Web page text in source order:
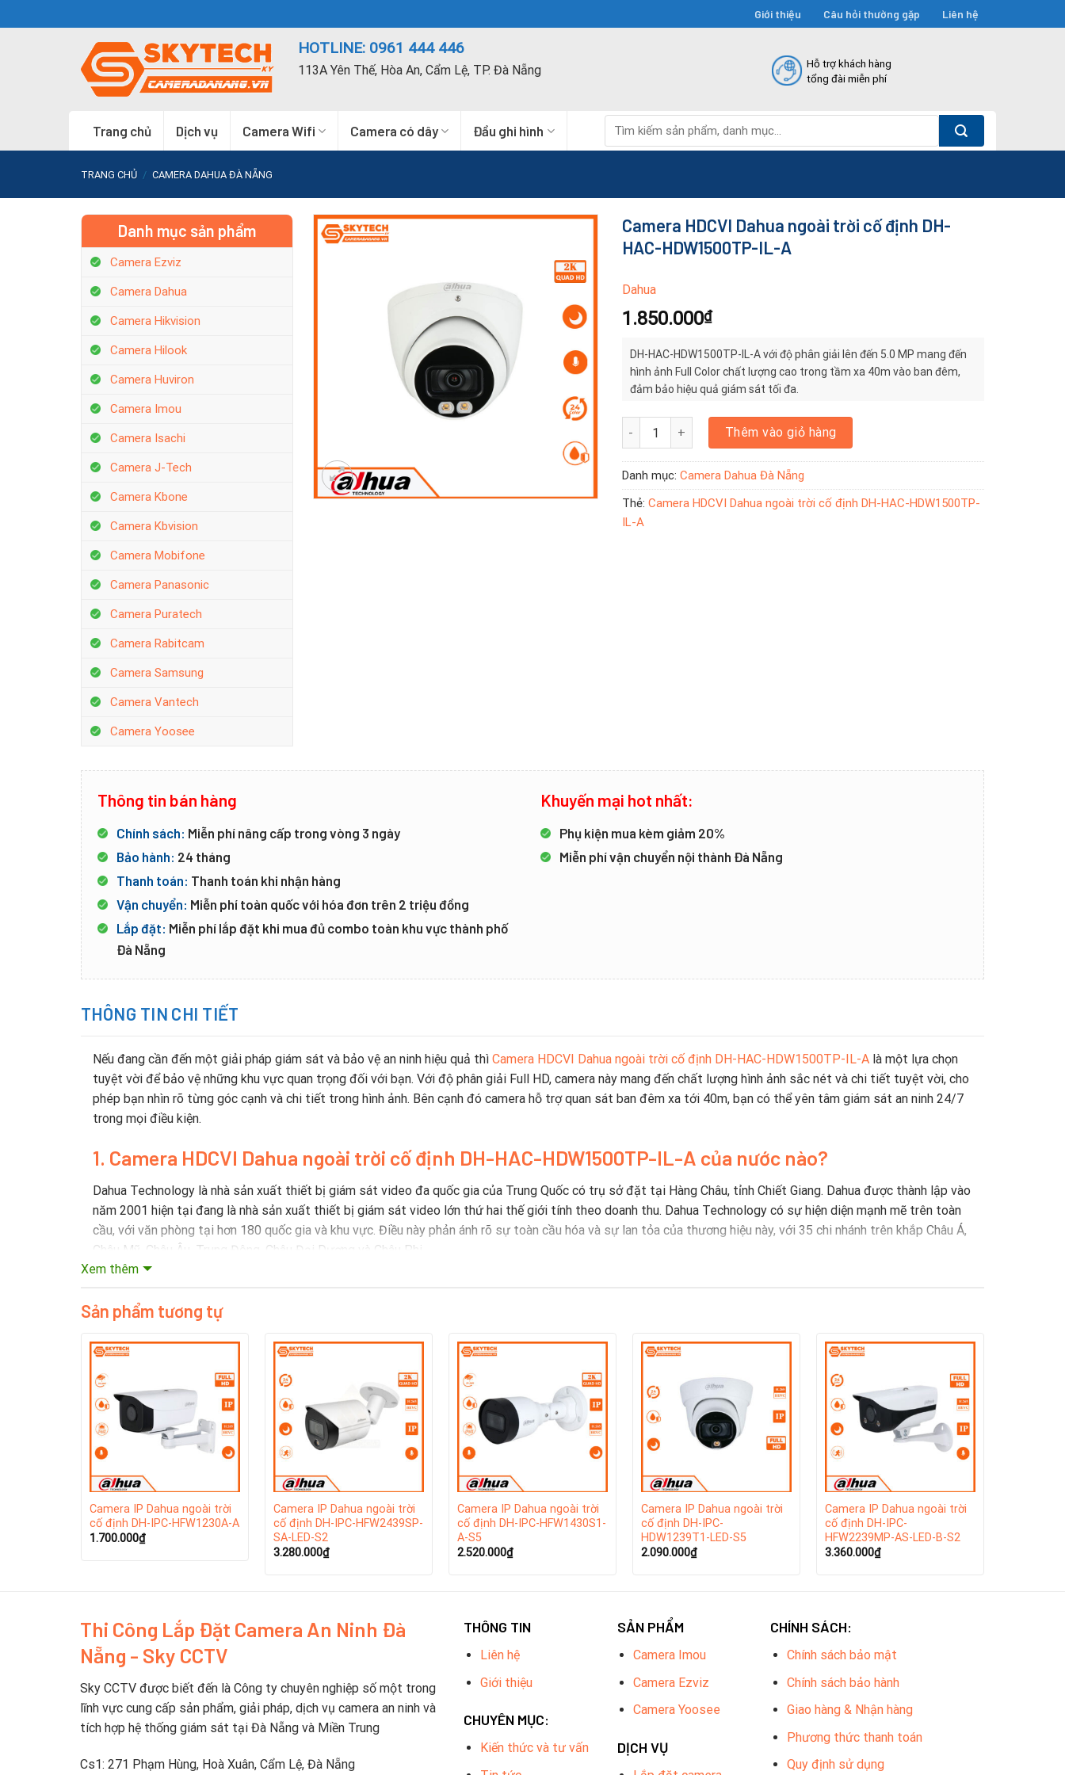
to
Giới thiệu Câu hỏi thường gặp Liên hệ
HOTLINE: 0961 444 446
113A Yên Thế, Hòa An, Cẩm Lệ, TP. Đà Nẵng
Hỗ trợ khách hàng
tổng đài miễn phí
Trang chủ Dịch vụ Camera Wifi Camera có dây Đầu ghi hình
kiếm:
TRANG CHỦ / CAMERA DAHUA ĐÀ NẴNG
Camera HDCVI Dahua ngoài trời cố định DH-
HAC-HDW1500TP-IL-A
Dahua
1.850.000₫
DH-HAC-HDW1500TP-IL-A với độ phân giải lên đến 5.0 MP mang đến
hình ảnh Full Color chất lượng cao trong tầm xa 40m vào ban đêm,
đảm bảo hiệu quả giám sát tối đa.
Camera HDCVI Dahua ngoài trời cố định DH-HAC-HDW1500TP-IL-A số lượng
Thêm vào giỏ hàng
Danh mục: Camera Dahua Đà Nẵng
Thẻ: Camera HDCVI Dahua ngoài trời cố định DH-HAC-HDW1500TP-
IL-A
Danh mục sản phẩm
Camera Ezviz
Camera Dahua
Camera Hikvision
Camera Hilook
Camera Huviron
Camera Imou
Camera Isachi
Camera J-Tech
Camera Kbone
Camera Kbvision
Camera Mobifone
Camera Panasonic
Camera Puratech
Camera Rabitcam
Camera Samsung
Camera Vantech
Camera Yoosee
Thông tin bán hàng
Chính sách: Miễn phí nâng cấp trong vòng 3 ngày
Bảo hành: 24 tháng
Thanh toán: Thanh toán khi nhận hàng
Vận chuyển: Miễn phí toàn quốc với hóa đơn trên 2 triệu đồng
Lắp đặt: Miễn phí lắp đặt khi mua đủ combo toàn khu vực thành phố
Đà Nẵng
Khuyến mại hot nhất:
Phụ kiện mua kèm giảm 20%
Miễn phí vận chuyển nội thành Đà Nẵng
THÔNG TIN CHI TIẾT
Nếu đang cần đến một giải pháp giám sát và bảo vệ an ninh hiệu quả thì Camera HDCVI Dahua ngoài trời cố định DH-HAC-HDW1500TP-IL-A là một lựa chọn
tuyệt vời để bảo vệ những khu vực quan trọng đối với bạn. Với độ phân giải Full HD, camera này mang đến chất lượng hình ảnh sắc nét và chi tiết tuyệt vời, cho
phép bạn nhìn rõ từng góc cạnh và chi tiết trong hình ảnh. Bên cạnh đó camera hỗ trợ quan sát ban đêm xa tới 40m, bạn có thể yên tâm giám sát an ninh 24/7
trong mọi điều kiện.
1. Camera HDCVI Dahua ngoài trời cố định DH-HAC-HDW1500TP-IL-A của nước nào?
Dahua Technology là nhà sản xuất thiết bị giám sát video đa quốc gia của Trung Quốc có trụ sở đặt tại Hàng Châu, tỉnh Chiết Giang. Dahua được thành lập vào
năm 2001 hiện tại đang là nhà sản xuất thiết bị giám sát video lớn thứ hai thế giới tính theo doanh thu. Dahua Technology có sự hiện diện mạnh mẽ trên toàn
cầu, với văn phòng tại hơn 180 quốc gia và khu vực. Điều này phản ánh rõ sự toàn cầu hóa và sự lan tỏa của thương hiệu này, với 35 chi nhánh trên khắp Châu Á,
Châu Mỹ, Châu Âu, Trung Đông, Châu Đại Dương và Châu Phi.
Năm 2002, Dahua trở thành công ty đầu tiên ở Trung Quốc ra mắt máy quay video kỹ thuật số nhúng 8 kênh thời gian thực. Kể từ đó, công ty đã tiếp tục đầu
tư xây dựng các khả năng R & D mạnh mẽ cho công nghệ mới và đổi mới.
Dahua đã đầu tư khoảng 10% doanh thu bán hàng hàng năm vào R & D kể từ năm 2014. Công ty có bốn viện nghiên cứu – Viện công nghệ tiên tiến, Viện dữ liệu
lớn, Viện Chip và Viện đám mây video và một nhóm R & D cấp cao làm việc về các công nghệ tiên tiến trong AI, IoT, dịch vụ đám mây, video, an ninh mạng và độ
tin cậy phần mềm và các công nghệ khác. Dahua đã đăng ký hơn 1700 bằng sáng chế.
Dahua Technology thuộc Top5 nhà cung cấp thiết bị an ninh hàng đầu thế giới được xếp hạng bởi A&S International.
Xem thêm
Sản phẩm tương tự
Camera IP Dahua ngoài trời
cố định DH-IPC-HFW1230A-A
1.700.000₫
Camera IP Dahua ngoài trời
cố định DH-IPC-HFW2439SP-
SA-LED-S2
3.280.000₫
Camera IP Dahua ngoài trời
cố định DH-IPC-HFW1430S1-
A-S5
2.520.000₫
Camera IP Dahua ngoài trời
cố định DH-IPC-
HDW1239T1-LED-S5
2.090.000₫
Camera IP Dahua ngoài trời
cố định DH-IPC-
HFW2239MP-AS-LED-B-S2
3.360.000₫
Thi Công Lắp Đặt Camera An Ninh Đà
Nẵng - Sky CCTV
Sky CCTV được biết đến là Công ty chuyên nghiệp số một trong
lĩnh vực cung cấp sản phẩm, giải pháp, dịch vụ camera an ninh và
tích hợp hệ thống giám sát tại Đà Nẵng và Miền Trung
Cs1: 271 Phạm Hùng, Hoà Xuân, Cẩm Lệ, Đà Nẵng
THÔNG TIN
Liên hệ
Giới thiệu
CHUYÊN MỤC:
Kiến thức và tư vấn
SẢN PHẨM
Camera Imou
Camera Ezviz
Camera Yoosee
DỊCH VỤ
CHÍNH SÁCH:
Chính sách bảo mật
Chính sách bảo hành
Giao hàng & Nhận hàng
Phương thức thanh toán
Quy định sử dụng